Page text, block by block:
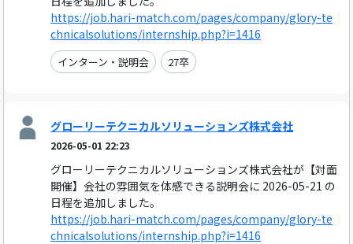
https://job.hari-match.com/pages/company/glory-te
chnicalsolutions/internship.php?i=1416
インターン・説明会 27卒
グローリーテクニカルソリューションズ株式会社
2026-05-01 22:23
グローリーテクニカルソリューションズ株式会社が【対面
開催】会社の雰囲気を体感できる説明会に 2026-05-21 の
日程を追加しました。
https://job.hari-match.com/pages/company/glory-te
chnicalsolutions/internship.php?i=1416